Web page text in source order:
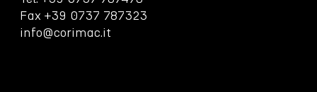
Fax +39 0737 787323
info@corimac.it